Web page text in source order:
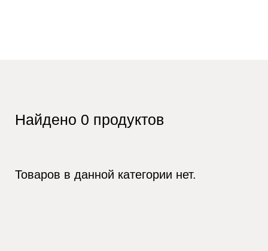
Найдено 0 продуктов
Товаров в данной категории нет.